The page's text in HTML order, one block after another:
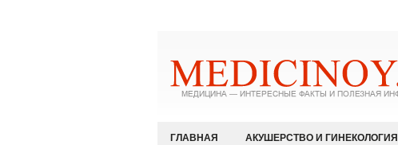
ГЛАВНАЯ АКУШЕРСТВО И ГИНЕКОЛОГИЯ